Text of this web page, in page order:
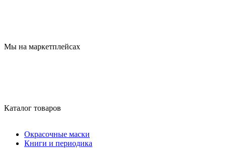
Мы на маркетплейсах
Каталог товаров
Окрасочные маски
Книги и периодика